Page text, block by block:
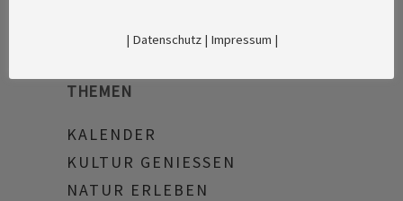
THEMEN
KALENDER
KULTUR GENIESSEN
NATUR ERLEBEN
| Datenschutz| Impressum |